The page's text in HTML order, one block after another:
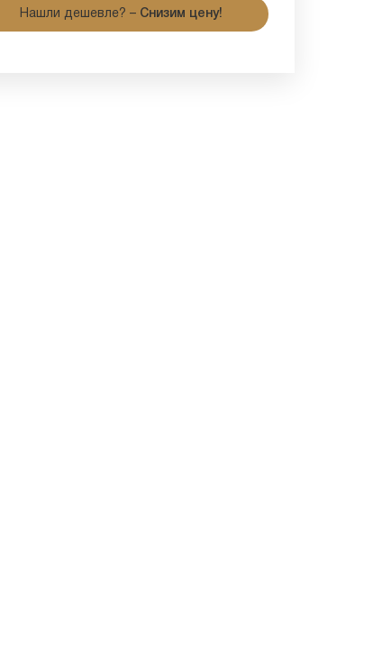
Нашли дешевле? – Снизим цену!